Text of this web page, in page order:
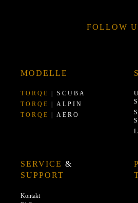
MODELLE
TORQE
| SCUBA
TORQE
| ALPIN
TORQE
| AERO
SERVICE &
SUPPORT
Kontakt
FOLLOW